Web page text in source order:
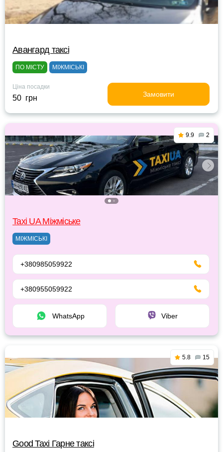
Авангард таксі
ПО МІСТУ МІЖМІСЬКІ
Ціна посадки
50 грн Замовити
9.9 2
Taxi UA Міжміське
МІЖМІСЬКІ
+380985059922
+380955059922
WhatsApp Viber
5.8 15
Good Taxi Гарне таксi